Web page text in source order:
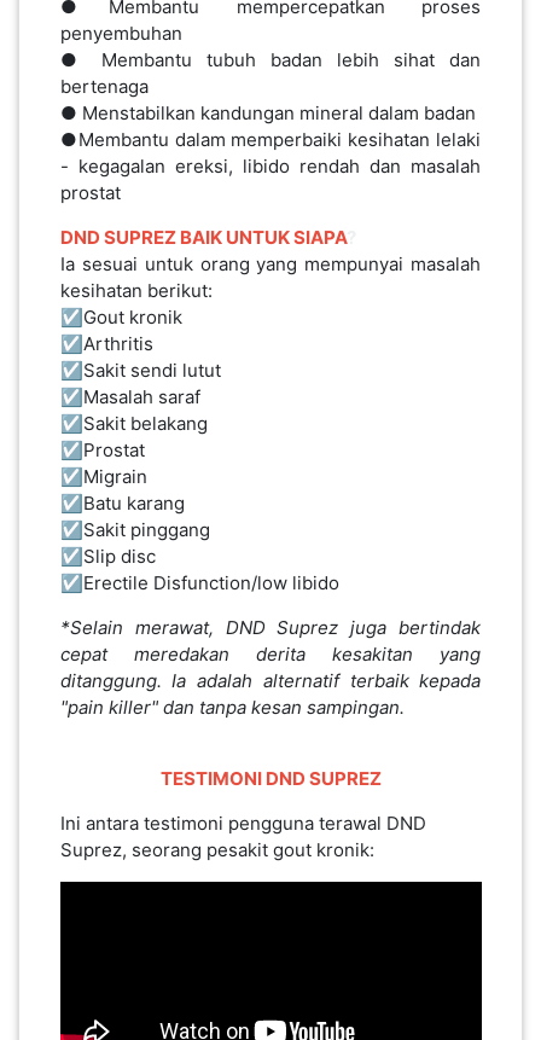
●Membantu mempercepatkan proses
penyembuhan
● Membantu tubuh badan lebih sihat dan
bertenaga
● Menstabilkan kandungan mineral dalam badan
●Membantu dalam memperbaiki kesihatan lelaki
- kegagalan ereksi, libido rendah dan masalah
prostat
DND SUPREZ BAIK UNTUKSIAPA?
Ia sesuai untuk orang yang mempunyai masalah
kesihatan berikut:
​​​​​☑️Gout kronik
☑️Arthritis
☑️Sakit sendi lutut
☑️Masalah saraf
☑️Sakit belakang
​​​​​​☑️Prostat
☑️Migrain
☑️Batu karang
☑️Sakit pinggang
☑️Slip disc
☑️Erectile Disfunction/low libido
*Selain merawat, DND Suprez juga bertindak
cepat meredakan derita kesakitan yang
ditanggung. Ia adalah alternatif terbaik kepada
"pain killer" dan tanpa kesan sampingan.
TESTIMONI DND SUPREZ
Ini antara testimoni pengguna terawal DND
Suprez, seorang pesakit gout kronik:
LUMPUR(16)
PUTRAJAYA(9)
LABUAN(2)
MALAYSIA(82)
INDONESIA(1)
SINGAPORE(0)
BRUNEI(0)